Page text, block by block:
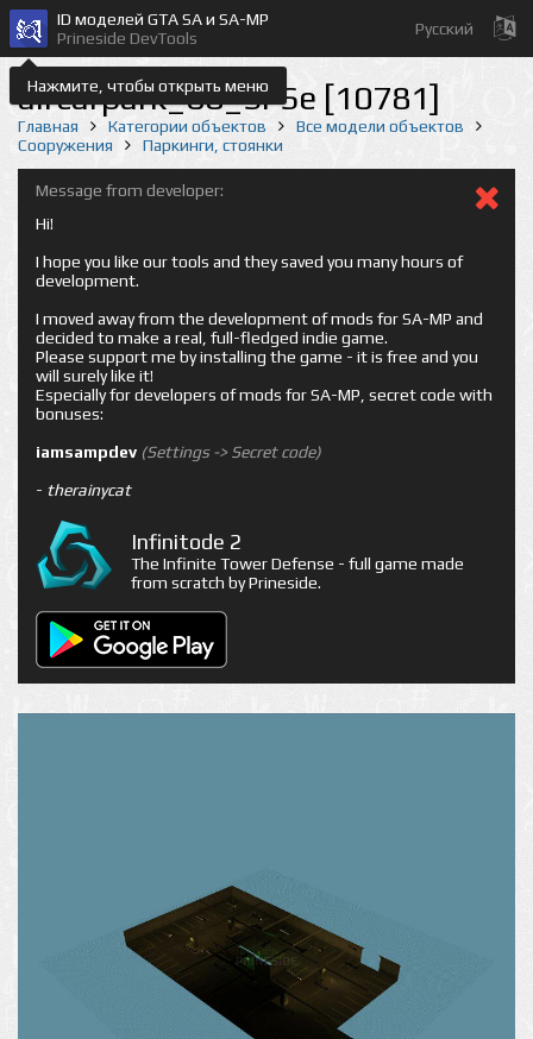
Нажмите, чтобы открыть меню
ID моделей GTA SA и SA-MP
Prineside DevTools
Русский
aircarpark_08_SFSe [10781]
Главная Категории объектов
Все модели объектов
Сооружения
Паркинги, стоянки
Message from developer:
Hi!
I hope you like our tools and they saved you many hours of
development.
I moved away from the development of mods for SA-MP and
decided to make a real, full-fledged indie game.
Please support me by installing the game - it is free and you
will surely like it!
Especially for developers of mods for SA-MP, secret code with
bonuses:
iamsampdev (Settings -> Secret code)
- therainycat
Infinitode 2
The Infinite Tower Defense - full game made
from scratch by Prineside.